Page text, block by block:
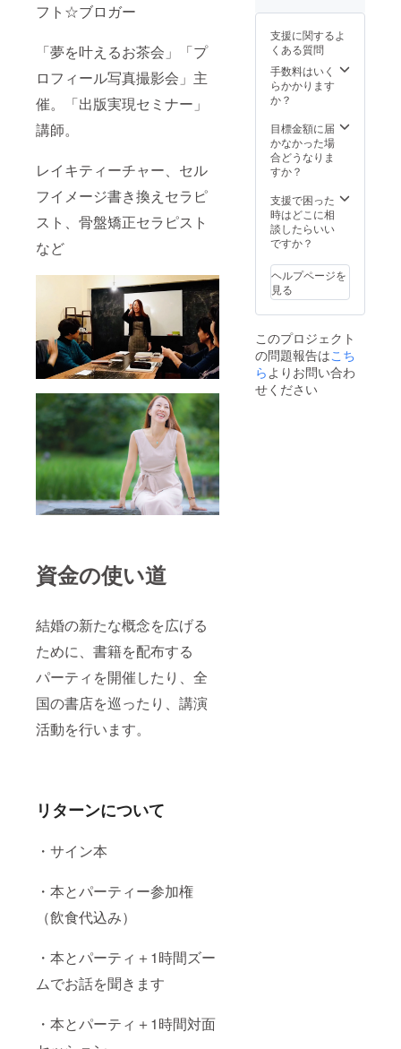
フト☆ブロガー
「夢を叶えるお茶会」「プ
ロフィール写真撮影会」主
催。
「出版実現セミナー」
講師。
レイキティーチャー、セル
フイメージ書き換えセラピ
スト、骨盤矯正セラピスト
など
資金の使い道
結婚の新たな概念を広げる
ために、書籍を配布する
パーティを開催したり、全
国の書店を巡ったり、講演
活動を行います。
リターンについて
・サイン本
・本とパーティー参加権
（飲食代込み）
・本とパーティ＋1時間ズー
ムでお話を聞きます
・本とパーティ＋1時間対面
支援に関するよ
くある質問
手数料はいく
らかかります
か？
目標金額に届
かなかった場
合どうなりま
すか？
支援で困った
時はどこに相
談したらいい
ですか？
ヘルプページを
見る
このプロジェクト
の問題報告はこち
ら よりお問い合わ
せください